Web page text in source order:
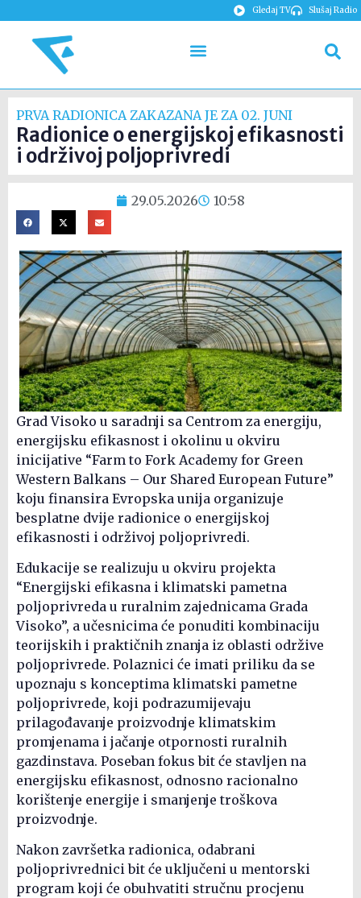
Gledaj TV Slušaj Radio
PRVA RADIONICA ZAKAZANA JE ZA 02. JUNI
Radionice o energijskoj efikasnosti
i održivoj poljoprivredi
29.05.2026 10:58
Grad Visoko u saradnji sa Centrom za energiju,
energijsku efikasnost i okolinu u okviru
inicijative “Farm to Fork Academy for Green
Western Balkans – Our Shared European Future”
koju finansira Evropska unija organizuje
besplatne dvije radionice o energijskoj
efikasnosti i održivoj poljoprivredi.
Edukacije se realizuju u okviru projekta
“Energijski efikasna i klimatski pametna
poljoprivreda u ruralnim zajednicama Grada
Visoko”, a učesnicima će ponuditi kombinaciju
teorijskih i praktičnih znanja iz oblasti održive
poljoprivrede. Polaznici će imati priliku da se
upoznaju s konceptima klimatski pametne
poljoprivrede, koji podrazumijevaju
prilagođavanje proizvodnje klimatskim
promjenama i jačanje otpornosti ruralnih
gazdinstava. Poseban fokus bit će stavljen na
energijsku efikasnost, odnosno racionalno
korištenje energije i smanjenje troškova
proizvodnje.
Nakon završetka radionica, odabrani
poljoprivrednici bit će uključeni u mentorski
program koji će obuhvatiti stručnu procjenu